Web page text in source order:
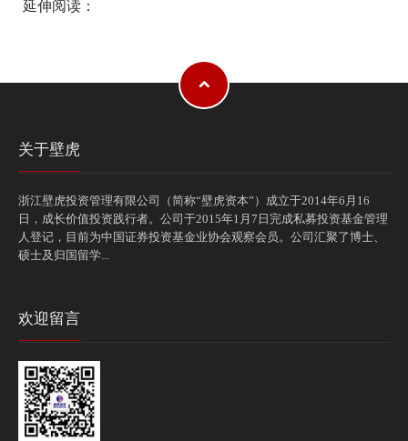
延伸阅读：
关于壁虎
浙江壁虎投资管理有限公司（简称“壁虎资本”）成立于2014年6月16
日，成长价值投资践行者。公司于2015年1月7日完成私募投资基金管理
人登记，目前为中国证券投资基金业协会观察会员。公司汇聚了博士、
硕士及归国留学...
欢迎留言